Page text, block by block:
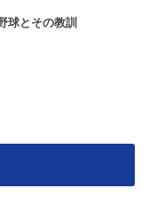
球とその教訓